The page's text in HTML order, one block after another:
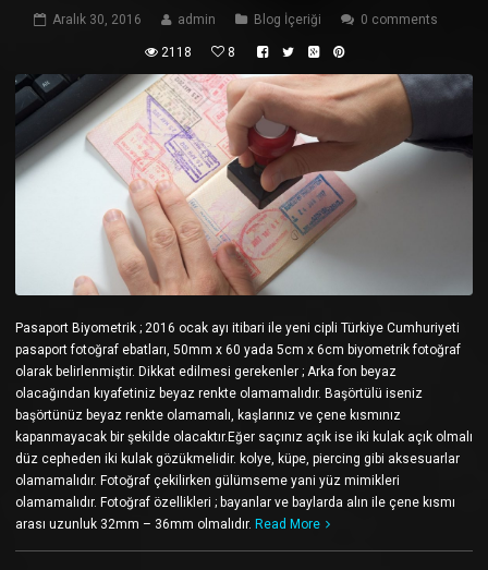
Aralık 30, 2016 admin Blog İçeriği 0 comments
2118 8
Pasaport Biyometrik ; 2016 ocak ayı itibari ile yeni cipli Türkiye Cumhuriyeti
pasaport fotoğraf ebatları, 50mm x 60 yada 5cm x 6cm biyometrik fotoğraf
olarak belirlenmiştir. Dikkat edilmesi gerekenler ; Arka fon beyaz
olacağından kıyafetiniz beyaz renkte olamamalıdır. Başörtülü iseniz
başörtünüz beyaz renkte olamamalı, kaşlarınız ve çene kısmınız
kapanmayacak bir şekilde olacaktır.Eğer saçınız açık ise iki kulak açık olmalı
düz cepheden iki kulak gözükmelidir. kolye, küpe, piercing gibi aksesuarlar
olamamalıdır. Fotoğraf çekilirken gülümseme yani yüz mimikleri
olamamalıdır. Fotoğraf özellikleri ; bayanlar ve baylarda alın ile çene kısmı
arası uzunluk 32mm – 36mm olmalıdır. Read More